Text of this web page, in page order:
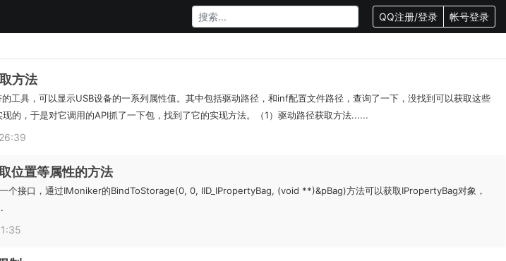
QQ注册/登录 帐号登录
方法
工具，可以显示USB设备的一系列属性值。其中包括驱动路径，和inf配置文件路径，查询了一下，没找到可以获取这些
的，于是对它调用的API抓了一下包，找到了它的实现方法。（1）驱动路径获取方法......
位置等属性的方法
个接口，通过IMoniker的BindToStorage(0, 0, IID_IPropertyBag, (void **)&pBag)方法可以获取IPropertyBag对象，